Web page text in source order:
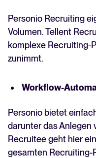
Personio Recruiting
Volumen. Tellent
komplexe Recruiting-
zunimmt.
Workflow-
Personio bietet
darunter das Anlegen
Recruitee geht hier
gesamten Recruiting-